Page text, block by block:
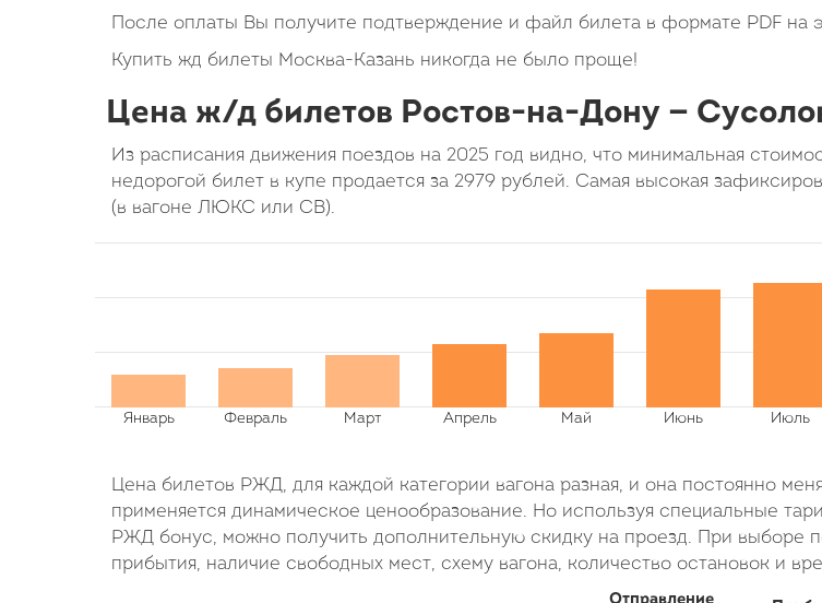
После оплаты Вы получите подтверждение и файл билета в формате PDF на
Купить жд билеты Москва-Казань никогда не было проще!
Цена ж/д билетов Ростов-на-Дону —
Из расписания движения поездов на 2025 год видно, что минимальная
недорогой билет в купе продается за 2979 рублей. Самая высокая
(в вагоне ЛЮКС или СВ).
Цена билетов РЖД, для каждой категории вагона разная, и она постоянно
применяется динамическое ценообразование. Но используя специальные
РЖД бонус, можно получить дополнительную скидку на проезд. При выборе
прибытия, наличие свободных мест, схему вагона, количество остановок и